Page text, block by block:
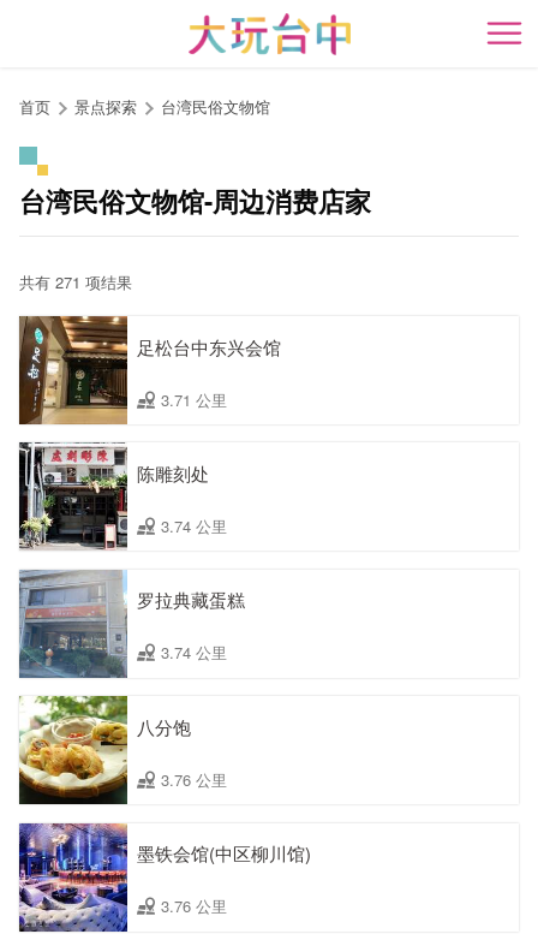
开
首页 景点探索 台湾民俗文物馆
台湾民俗文物馆-周边消费店家
共有 271 项结果
足松台中东兴会馆
3.71 公里
陈雕刻处
3.74 公里
罗拉典藏蛋糕
3.74 公里
八分饱
3.76 公里
墨铁会馆(中区柳川馆)
3.76 公里